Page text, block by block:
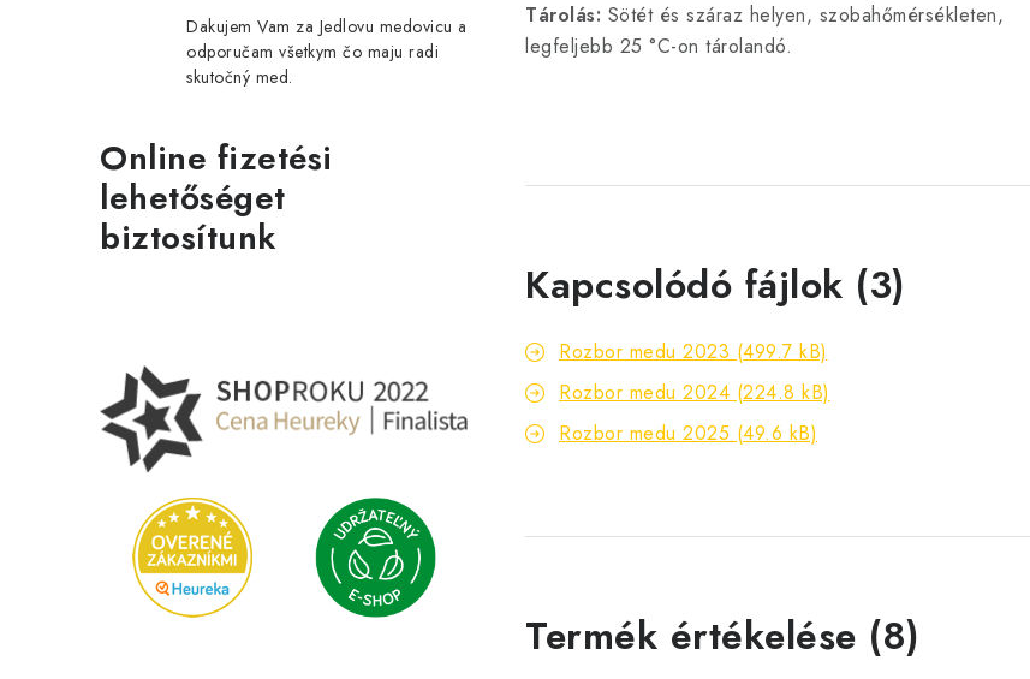
Dakujem Vam za Jedlovu medovicu a
odporučam všetkym čo maju radi
skutočný med.
Online fizetési
lehetőséget
biztosítunk
Tárolás: Sötét és száraz helyen, szobahőmérsékleten,
legfeljebb 25 °C-on tárolandó.
Kapcsolódó fájlok (3)
Rozbor medu 2023 (499.7 kB)
Rozbor medu 2024 (224.8 kB)
Rozbor medu 2025 (49.6 kB)
Termék értékelése (8)
V